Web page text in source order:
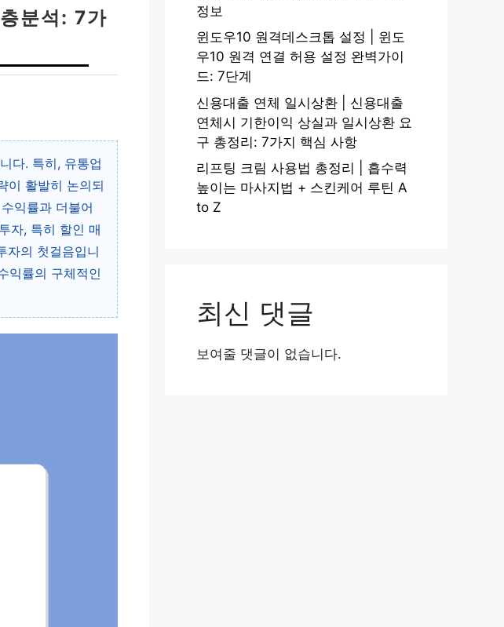
분석: 7가
다. 특히, 유통업
이 활발히 논의되
익률과 더불어
자, 특히 할인 매
자의 첫걸음입니
익률의 구체적인
정보
윈도우10 원격데스크톱 설정 | 윈도
우10 원격 연결 허용 설정 완벽가이
드: 7단계
신용대출 연체 일시상환 | 신용대출
연체시 기한이익 상실과 일시상환 요
구 총정리: 7가지 핵심 사항
리프팅 크림 사용법 총정리 | 흡수력
높이는 마사지법 + 스킨케어 루틴 A
to Z
최신 댓글
보여줄 댓글이 없습니다.